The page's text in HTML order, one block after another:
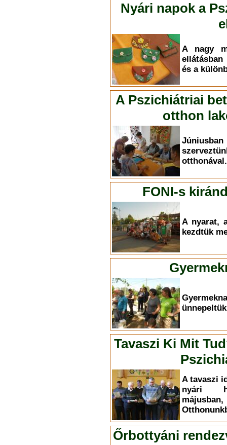
Nyári napok a
A nagy
és a
A Pszichiátriai
otthon
otthonával.
FONI-s
A nyarat,
kezdtük
Tavaszi Ki Mit
A tavaszi
nyári
Őrbottyáni